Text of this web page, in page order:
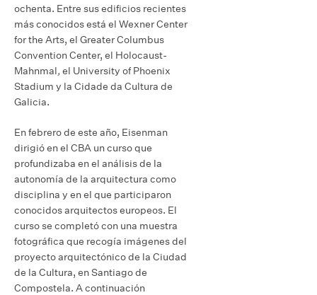
ochenta. Entre sus edificios recientes
más conocidos está el Wexner Center
for the Arts, el Greater Columbus
Convention Center, el Holocaust-
Mahnmal, el University of Phoenix
Stadium y la Cidade da Cultura de
Galicia.
En febrero de este año, Eisenman
dirigió en el CBA un curso que
profundizaba en el análisis de la
autonomía de la arquitectura como
disciplina y en el que participaron
conocidos arquitectos europeos. El
curso se completó con una muestra
fotográfica que recogía imágenes del
proyecto arquitectónico de la Ciudad
de la Cultura, en Santiago de
Compostela. A continuación